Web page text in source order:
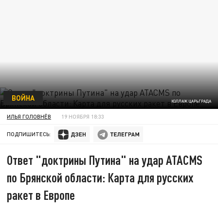
КОЛЛАЖ ЦАРЬГРАДА
ВОЙНА
ИЛЬЯ ГОЛОВНЁВ 19 НОЯБРЯ 18:33
ПОДПИШИТЕСЬ:
Ответ "доктрины Путина" на удар ATACMS
по Брянской области: Карта для русских
ракет в Европе